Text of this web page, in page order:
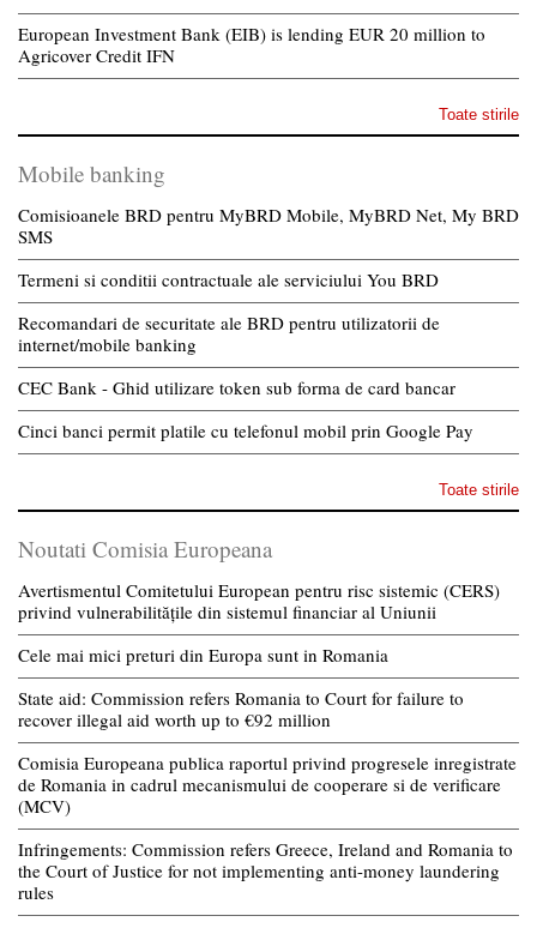
European Investment Bank (EIB) is lending EUR 20 million to
Agricover Credit IFN
Toate stirile
Mobile banking
Comisioanele BRD pentru MyBRD Mobile, MyBRD Net, My BRD
SMS
Termeni si conditii contractuale ale serviciului You BRD
Recomandari de securitate ale BRD pentru utilizatorii de
internet/mobile banking
CEC Bank - Ghid utilizare token sub forma de card bancar
Cinci banci permit platile cu telefonul mobil prin Google Pay
Toate stirile
Noutati Comisia Europeana
Avertismentul Comitetului European pentru risc sistemic (CERS)
privind vulnerabilitățile din sistemul financiar al Uniunii
Cele mai mici preturi din Europa sunt in Romania
State aid: Commission refers Romania to Court for failure to
recover illegal aid worth up to €92 million
Comisia Europeana publica raportul privind progresele inregistrate
de Romania in cadrul mecanismului de cooperare si de verificare
(MCV)
Infringements: Commission refers Greece, Ireland and Romania to
the Court of Justice for not implementing anti-money laundering
rules